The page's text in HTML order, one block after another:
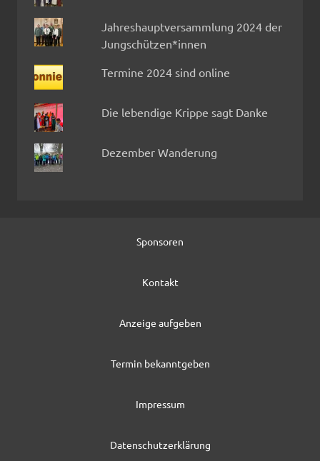
Jahreshauptversammlung 2024 der
Jungschützen*innen
Termine 2024 sind online
Die lebendige Krippe sagt Danke
Dezember Wanderung
Sponsoren
Kontakt
Anzeige aufgeben
Termin bekanntgeben
Impressum
Datenschutzerklärung